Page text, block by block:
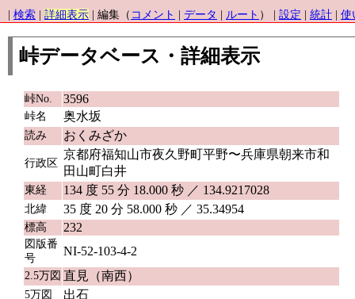
検索 詳細表示 | 編集（ コメント データ ルート ） | 設定 統計 使
峠データベース・詳細表示
峠No. 3596
峠名 奥水坂
読み おくみざか
行政区
京都府福知山市夜久野町平野〜兵庫県朝来市和
田山町白井
東経 134 度 55 分 18.000 秒 ／ 134.9217028
北緯 35 度 20 分 58.000 秒 ／ 35.34954
標高 232
図版番
号
NI-52-103-4-2
2.5万図 直見（南西）
5万図 出石